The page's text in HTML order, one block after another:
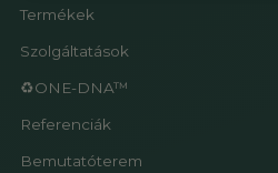
Termékek
Szolgáltatások
♻️ONE-DNA™
Referenciák
Bemutatóterem